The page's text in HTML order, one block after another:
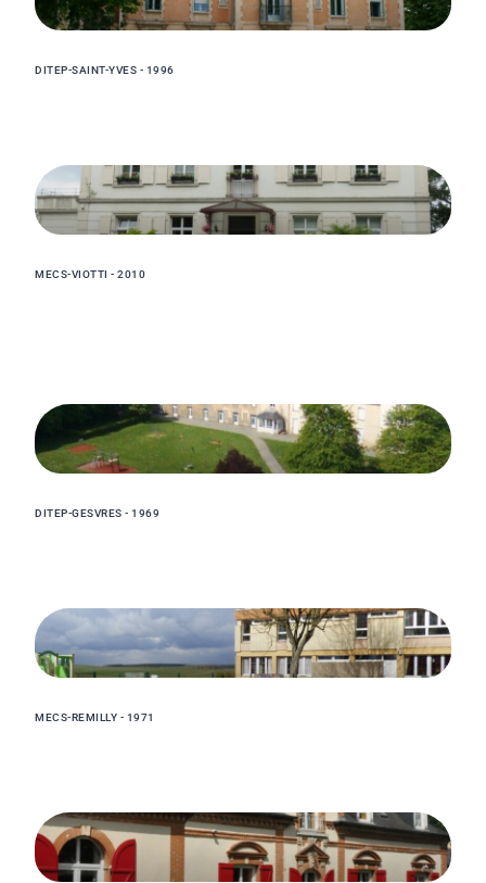
DITEP-SAINT-YVES - 1996
MECS-VIOTTI - 2010
DITEP-GESVRES - 1969
MECS-REMILLY - 1971